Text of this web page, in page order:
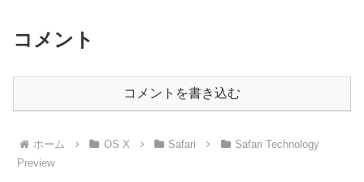
コメント
コメントを書き込む
ホーム OS X Safari
Safari Technology
Preview